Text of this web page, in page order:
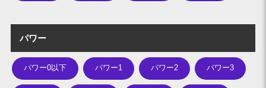
パワー
パワー0以下 パワー1 パワー2 パワー3